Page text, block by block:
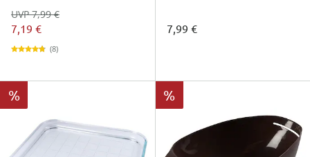
7,19 €
UVP 7,99 €
(8)
7,99 €
% %